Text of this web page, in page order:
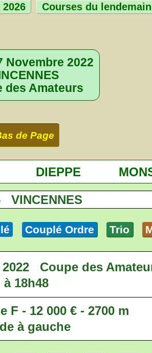
Courses du lendemain
Novembre 2022
des Amateurs
de Page
DIEPPE
VINCENNES
Couplé Ordre Trio
Coupe des
à 18h48
F - 12 000 € - 2700 m
à gauche